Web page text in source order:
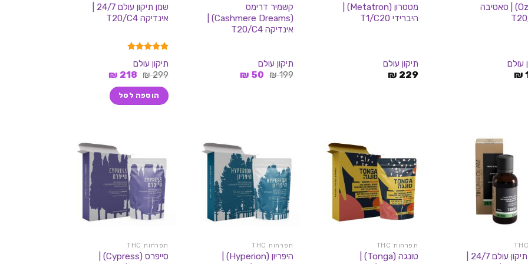
עז (Oz) | סאטיבה
עולם
₪
מטטרון (Metatron) |
היברידי T1/C20
תיקון עולם
229
₪
קשמיר דרימס
(Cashmere Dreams) |
אינדיקה T20/C4
תיקון עולם
199
₪ המחיר
50
₪המחיר
אינדיקה T20/C4
5.00
מתוך 5
תיקון עולם
299
₪ המחיר
היה:
299 ₪.
218
₪המחיר
הוספה לסל
תפרחות THC
טונגה (Tonga) |
תפרחות THC
היפריון (Hyperion) |
תפרחות THC
סייפרס (Cypress) |